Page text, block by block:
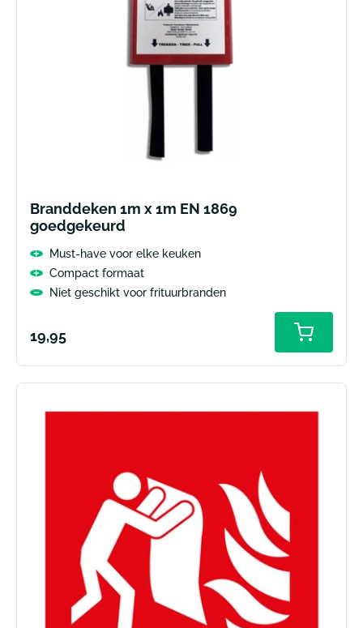
Branddeken 1m x 1m EN 1869
goedgekeurd
Must-have voor elke keuken
Compact formaat
Niet geschikt voor frituurbranden
Normale
19,95